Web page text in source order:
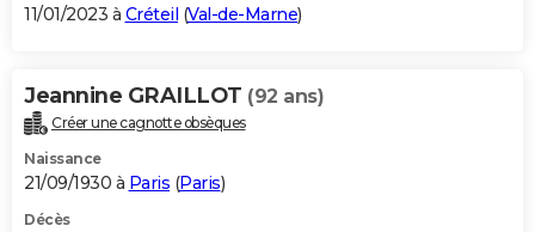
11/01/2023 à Créteil (Val-de-Marne)
Jeannine GRAILLOT (92 ans)
Créer une cagnotte obsèques
Naissance
21/09/1930 à Paris (Paris)
Décès